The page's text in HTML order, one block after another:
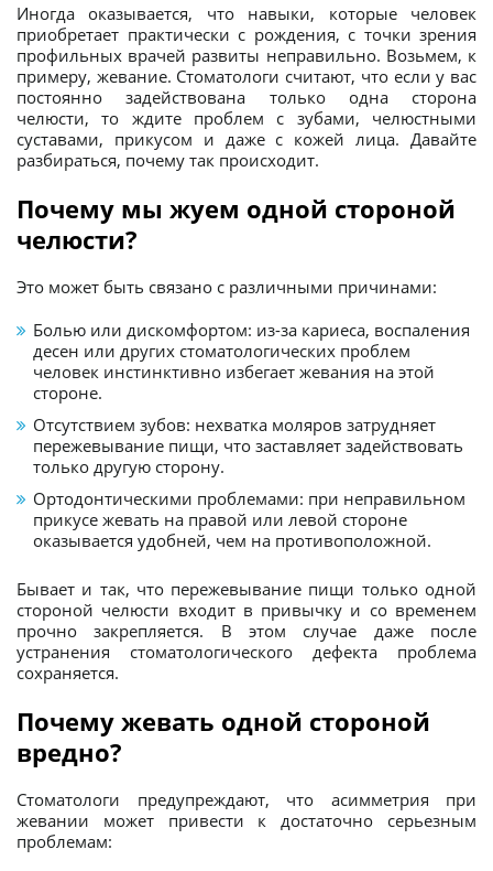
Иногда оказывается, что навыки, которые человек
приобретает практически с рождения, с точки зрения
профильных врачей развиты неправильно. Возьмем, к
примеру, жевание. Стоматологи считают, что если у вас
постоянно задействована только одна сторона
челюсти, то ждите проблем с зубами, челюстными
суставами, прикусом и даже с кожей лица. Давайте
разбираться, почему так происходит.
Почему мы жуем одной стороной
челюсти?
Это может быть связано с различными причинами:
Болью или дискомфортом: из-за кариеса, воспаления
десен или других стоматологических проблем
человек инстинктивно избегает жевания на этой
стороне.
Отсутствием зубов: нехватка моляров затрудняет
пережевывание пищи, что заставляет задействовать
только другую сторону.
Ортодонтическими проблемами: при неправильном
прикусе жевать на правой или левой стороне
оказывается удобней, чем на противоположной.
Бывает и так, что пережевывание пищи только одной
стороной челюсти входит в привычку и со временем
прочно закрепляется. В этом случае даже после
устранения стоматологического дефекта проблема
сохраняется.
Почему жевать одной стороной
вредно?
Стоматологи предупреждают, что асимметрия при
жевании может привести к достаточно серьезным
проблемам: